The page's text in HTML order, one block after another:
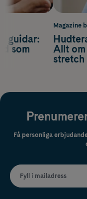
guidar:
som
Magazine
Allt
stretch
Få personliga
Fyll i mailadress